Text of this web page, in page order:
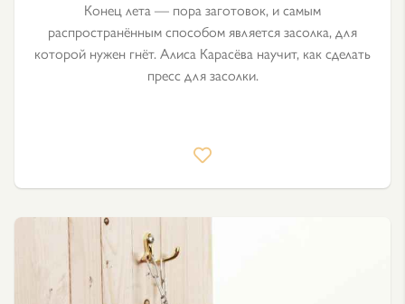
Конец лета — пора заготовок, и самым
распространённым способом является засолка, для
которой нужен гнёт. Алиса Карасёва научит, как сделать
пресс для засолки.